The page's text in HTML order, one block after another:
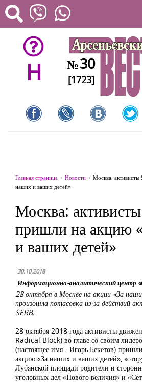
H №30
[1723]
Главная страница Новости
Москва:
наших и ваших детей»
Москва:
пришли на акцию
и ваших детей»
30.10.2018
Информационно-аналитический центр
28 октября в Москве на акции «За
произошла потасовка из-за действий
SERB.
28 октября 2018 года активисты
Radical Block) во главе со своим
(настоящее имя - Игорь Бекетов)
акцию «За наших и ваших детей»,
Лубянской площади родители и
уголовных дел «Нового величия» и